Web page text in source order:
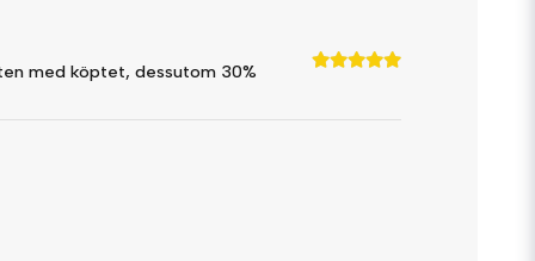
med köptet, dessutom 30%